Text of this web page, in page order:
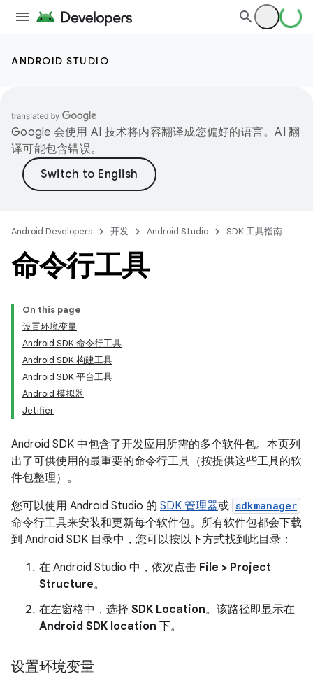
ANDROID STUDIO
Google 会使用 AI 技术将内容翻译成您偏好的语言。AI 翻
译可能包含错误。
Android Developers 开发 Android Studio SDK 工具指南
命令行工具
On this page
设置环境变量
Android SDK 命令行工具
Android SDK 构建工具
Android SDK 平台工具
Android 模拟器
Jetifier
Android SDK 中包含了开发应用所需的多个软件包。本页列
出了可供使用的最重要的命令行工具（按提供这些工具的软
件包整理）。
您可以使用 Android Studio 的 SDK 管理器或 sdkmanager
命令行工具来安装和更新每个软件包。所有软件包都会下载
到 Android SDK 目录中，您可以按以下方式找到此目录：
在 Android Studio 中，依次点击 File > Project
Structure。
在左窗格中，选择 SDK Location。该路径即显示在
Android SDK location 下。
设置环境变量